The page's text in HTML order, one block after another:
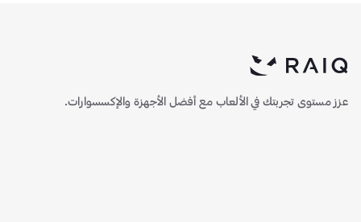
عزز مستوى تجربتك في الألعاب مع أفضل الأجهزة والإكسسوارات.